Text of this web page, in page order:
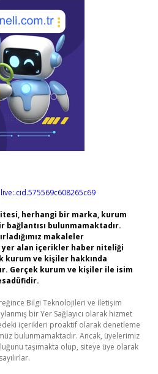
live:.cid.575569c608265c69
herhangi bir marka, kurum
bağlantısı bulunmamaktadır.
makaleler
yer alan içerikler haber niteliği
kurum ve kişiler hakkında
Gerçek kurum ve kişiler ile isim
Bilgi Teknolojileri ve İletişim
bir Yer Sağlayıcı olarak hizmet
içerikleri proaktif olarak denetleme
bulunmamaktadır. Ancak, üyelerimiz
taşımakta olup, siteye üye olarak